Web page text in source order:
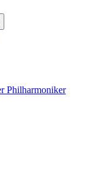
Philharmoniker